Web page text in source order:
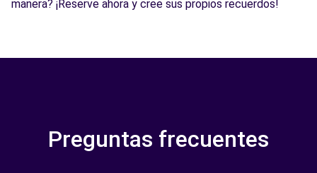
manera? ¡Reserve ahora y cree sus propios recuerdos!
Preguntas frecuentes